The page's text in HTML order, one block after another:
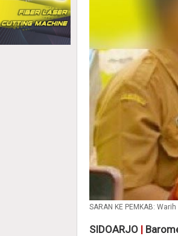
SARAN KE PEMKAB:
SIDOARJO |